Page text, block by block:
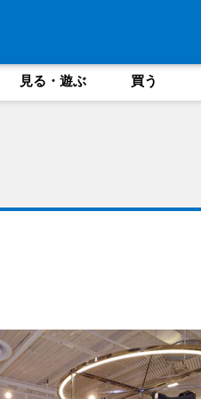
見る・遊ぶ 買う